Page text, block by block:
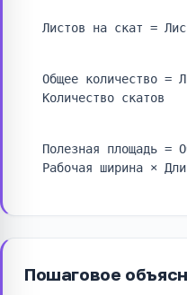
Листов на скат =
Общее количество =
Количество скатов
Полезная площадь =
Рабочая ширина ×
Пошаговое